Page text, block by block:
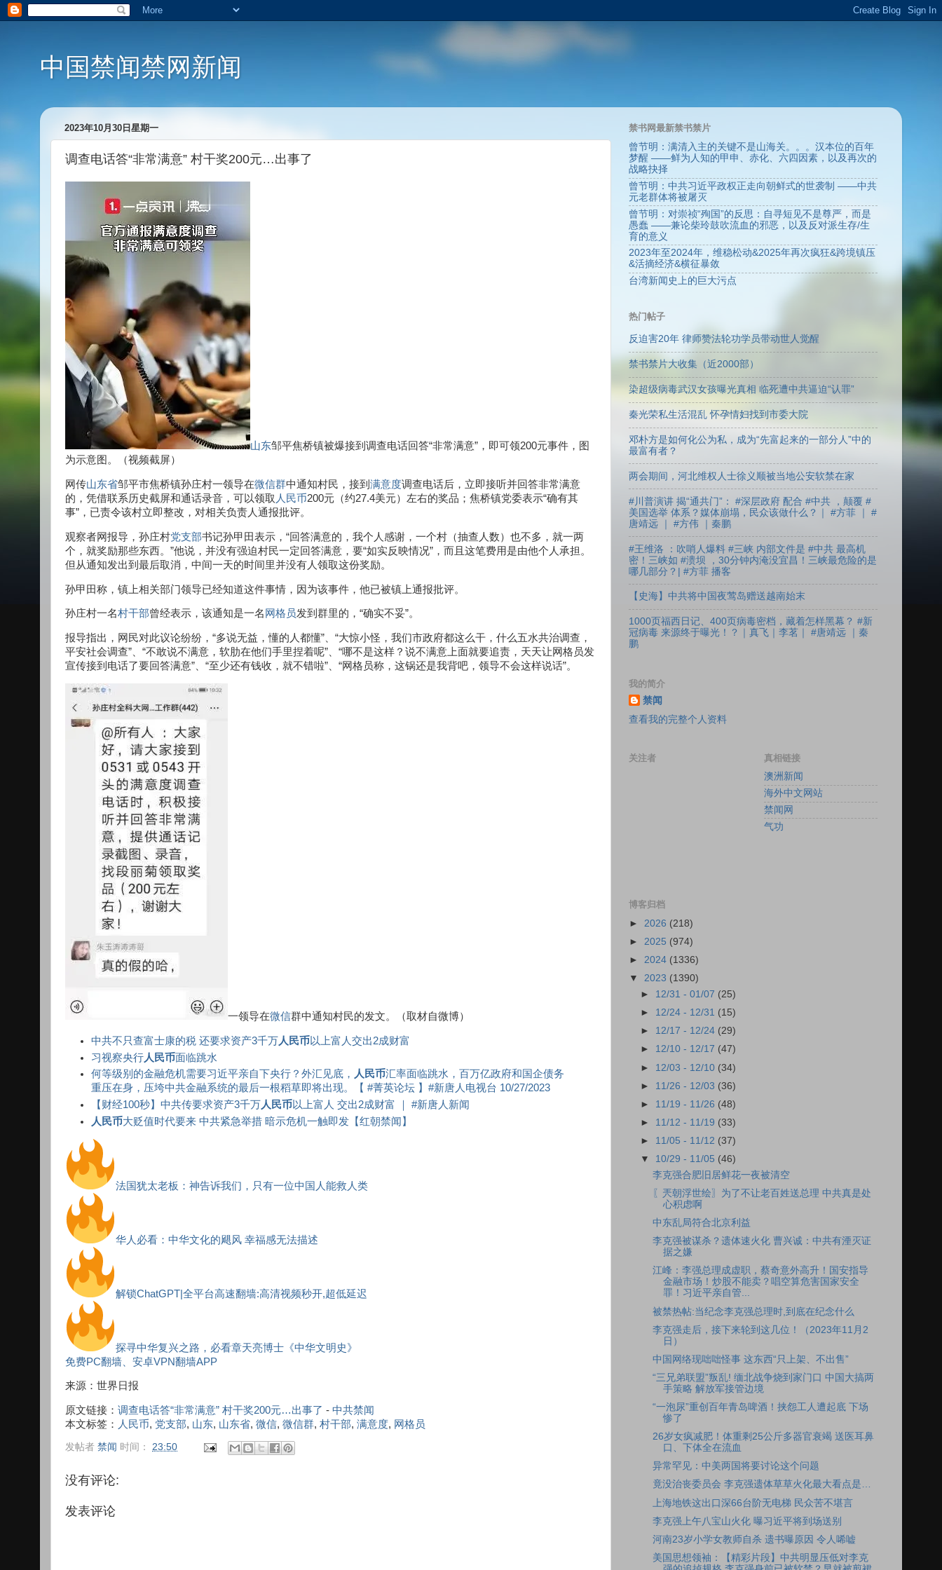
中国禁闻禁网新闻
2023年10月30日星期一
调查电话答“非常满意” 村干奖200元…出事了
山东邹平焦桥镇被爆接到调查电话回答“非常满意”，即可领200元事件，图
为示意图。（视频截屏）
网传山东省邹平市焦桥镇孙庄村一领导在微信群中通知村民，接到 满意度调查电话后，立即接听并回答非常满意
的，凭借联系历史截屏和通话录音，可以领取 人民币200元（约27.4美元）左右的奖品；焦桥镇党委表示“确有其
事”，已责令该村立即整改，对相关负责人通报批评。
观察者网报导，孙庄村党支部书记孙甲田表示，“回答满意的，我个人感谢，一个村（抽查人数）也不多，就一两
个，就奖励那些东西。”他说，并没有强迫村民一定回答满意，要“如实反映情况”，而且这笔费用是由他个人承担。
但从通知发出到最后取消，中间一天的时间里并没有人领取这份奖励。
孙甲田称，镇上相关部门领导已经知道这件事情，因为该事件，他已被镇上通报批评。
孙庄村一名村干部曾经表示，该通知是一名 网格员发到群里的，“确实不妥”。
报导指出，网民对此议论纷纷，“多说无益，懂的人都懂”、“大惊小怪，我们市政府都这么干，什么五水共治调查，
平安社会调查”、“不敢说不满意，软肋在他们手里捏着呢”、“哪不是这样？说不满意上面就要追责，天天让网格员发
宣传接到电话了要回答满意”、“至少还有钱收，就不错啦”、“网格员称，这锅还是我背吧，领导不会这样说话”。
一领导在微信群中通知村民的发文。（取材自微博）
中共不只查富士康的税 还要求资产3千万人民币以上富人交出2成财富
习视察央行人民币面临跳水
何等级别的金融危机需要习近平亲自下央行？外汇见底， 人民币汇率面临跳水，百万亿政府和国企债务
重压在身，压垮中共金融系统的最后一根稻草即将出现。【 #菁英论坛 】#新唐人电视台 10/27/2023
【财经100秒】中共传要求资产3千万人民币以上富人 交出2成财富 ｜ #新唐人新闻
人民币大贬值时代要来 中共紧急举措 暗示危机一触即发【红朝禁闻】
法国犹太老板：神告诉我们，只有一位中国人能救人类
华人必看：中华文化的飓风 幸福感无法描述
解锁ChatGPT|全平台高速翻墙:高清视频秒开,超低延迟
探寻中华复兴之路，必看章天亮博士《中华文明史》
免费PC翻墙、安卓VPN翻墙APP
来源：世界日报
原文链接： 调查电话答“非常满意” 村干奖200元…出事了 - 中共禁闻
本文标签： 人民币, 党支部, 山东, 山东省, 微信, 微信群, 村干部, 满意度, 网格员
发帖者 禁闻 时间： 23:50
没有评论:
发表评论
禁书网最新禁书禁片
曾节明：满清入主的关键不是山海关。。。汉本位的百年
梦醒 ——鲜为人知的甲申、赤化、六四因素，以及再次的
战略抉择
曾节明：中共习近平政权正走向朝鲜式的世袭制 ——中共
元老群体将被屠灭
曾节明：对崇祯“殉国”的反思：自寻短见不是尊严，而是
愚蠢 ——兼论柴玲鼓吹流血的邪恶，以及反对派生存/生
育的意义
2023年至2024年，维稳松动&2025年再次疯狂&跨境镇压
&活摘经济&横征暴敛
台湾新闻史上的巨大污点
热门帖子
反迫害20年 律师赞法轮功学员带动世人觉醒
禁书禁片大收集（近2000部）
染超级病毒武汉女孩曝光真相 临死遭中共逼迫“认罪”
秦光荣私生活混乱 怀孕情妇找到市委大院
邓朴方是如何化公为私，成为“先富起来的一部分人”中的
最富有者？
两会期间，河北维权人士徐义顺被当地公安软禁在家
#川普演讲 揭“通共门”： #深层政府 配合 #中共 ，颠覆 #
美国选举 体系？媒体崩塌，民众该做什么？｜ #方菲 ｜ #
唐靖远 ｜ #方伟 ｜秦鹏
#王维洛 ：吹哨人爆料 #三峡 内部文件是 #中共 最高机
密！三峡如 #溃坝 ，30分钟内淹没宜昌！三峡最危险的是
哪几部分？| #方菲 播客
【史海】中共将中国夜莺岛赠送越南始末
1000页福西日记、400页病毒密档，藏着怎样黑幕？ #新
冠病毒 来源终于曝光！？｜真飞｜李茗｜ #唐靖远 ｜秦
鹏
我的简介
禁闻
查看我的完整个人资料
关注者
真相链接
澳洲新闻
海外中文网站
禁闻网
气功
博客归档
► 2026 (218)
► 2025 (974)
► 2024 (1336)
▼ 2023 (1390)
► 12/31 - 01/07 (25)
► 12/24 - 12/31 (15)
► 12/17 - 12/24 (29)
► 12/10 - 12/17 (47)
► 12/03 - 12/10 (34)
► 11/26 - 12/03 (36)
► 11/19 - 11/26 (48)
► 11/12 - 11/19 (33)
► 11/05 - 11/12 (37)
▼ 10/29 - 11/05 (46)
李克强合肥旧居鲜花一夜被清空
〖兲朝浮世绘〗为了不让老百姓送总理 中共真是处
心积虑啊
中东乱局符合北京利益
李克强被谋杀？遗体速火化 曹兴诚：中共有湮灭证
据之嫌
江峰：李强总理成虚职，蔡奇意外高升！国安指导
金融市场！炒股不能卖？唱空算危害国家安全
罪！习近平亲自管...
被禁热帖:当纪念李克强总理时,到底在纪念什么
李克强走后，接下来轮到这几位！（2023年11月2
日）
中国网络现咄咄怪事 这东西“只上架、不出售”
“三兄弟联盟”叛乱! 缅北战争烧到家门口 中国大搞两
手策略 解放军接管边境
“一泡尿”重创百年青岛啤酒！挟怨工人遭起底 下场
惨了
26岁女疯减肥！体重剩25公斤多器官衰竭 送医耳鼻
口、下体全在流血
异常罕见：中美两国将要讨论这个问题
竟没治丧委员会 李克强遗体草草火化最大看点是…
上海地铁这出口深66台阶无电梯 民众苦不堪言
李克强上午八宝山火化 曝习近平将到场送别
河南23岁小学女教师自杀 遗书曝原因 令人唏嘘
美国思想领袖：【精彩片段】中共明显压低对李克